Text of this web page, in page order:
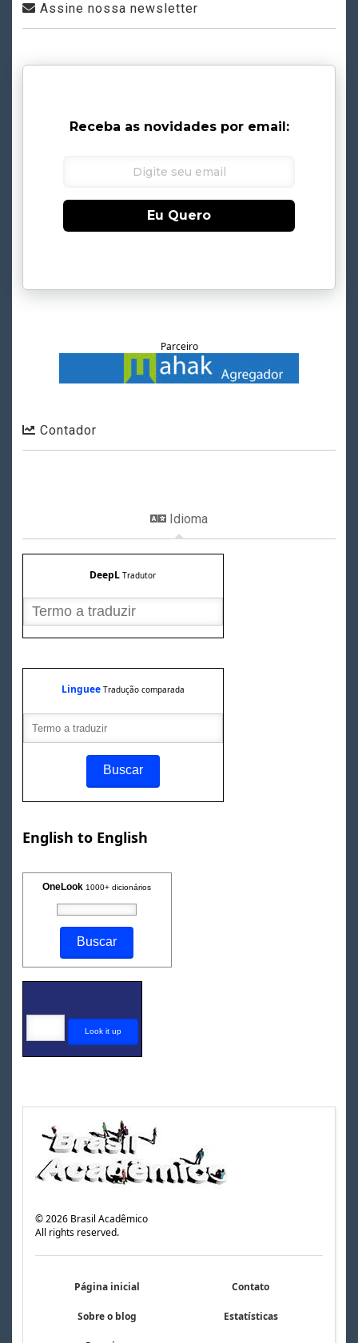
Assine nossa newsletter
Receba as novidades por email:
Eu Quero
Parceiro
Contador
Idioma
DeepL Tradutor
Linguee Tradução comparada
English to English
OneLook 1000+ dicionários
©2026 Brasil Acadêmico
All rights reserved.
Página inicial Contato
Sobre o blog Estatísticas